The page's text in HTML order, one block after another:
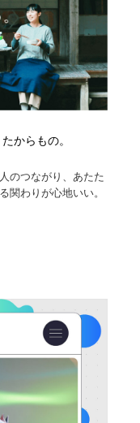
からもの。
のつながり、あたた
関わりが心地いい。